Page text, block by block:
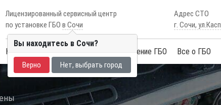
Лицензированный сервисный центр
по установке ГБО в Сочи
Адрес СТО
г. Сочи,
Каталог авто Обучение ГБО Все о ГБО
Вы находитесь в Сочи?
Верно Нет, выбрать город